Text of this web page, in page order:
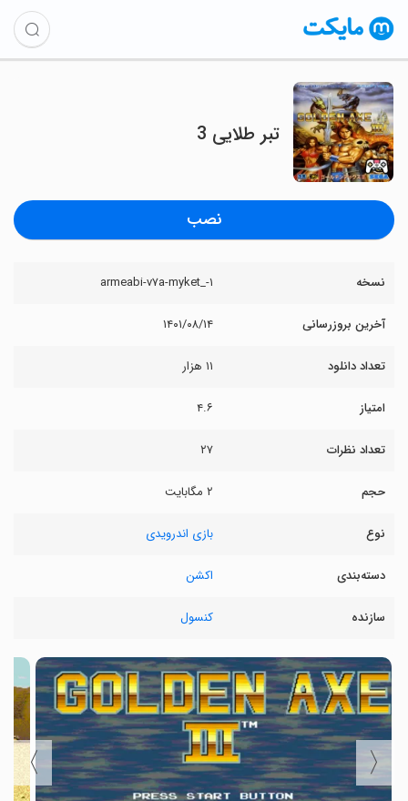
تبر طلایی 3
نصب
نسخه ۱-_armeabi-v۷a-myket
آخرین بروزرسانی ۱۴۰۱/۰۸/۱۴
تعداد دانلود ۱۱ هزار
امتیاز ۴.۶
تعداد نظرات ۲۷
حجم ۲ مگابایت
نوع بازی اندرویدی
دسته‌بندی اکشن
سازنده کنسول
〈
〉